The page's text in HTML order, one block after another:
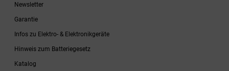
Newsletter
Garantie
Infos zu Elektro- & Elektronikgeräte
Hinweis zum Batteriegesetz
Katalog